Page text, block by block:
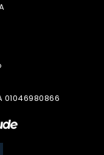
01046980866